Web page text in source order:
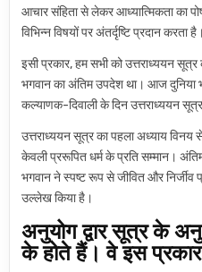
आचार संहिता से लेकर आध्यात्मिकता का
विभिन्न विषयों पर अंतर्दृष्टि प्रदान करता है।
इसी प्रकार, हम सभी को उत्तराध्ययन सूत्र
भगवान का अंतिम उपदेश था। आज दुनिया
कल्याणक-दिवाली के दिन उत्तराध्ययन
उत्तराध्ययन सूत्र का पहला अध्याय विनय
केवली प्ररूपित धर्म के प्रति सम्मान।
भगवान ने स्पष्ट रूप से जीवित और निर्जीव
उल्लेख किया है।
अनुयोग द्वार सूत्र के
के होते हैं। वे इस